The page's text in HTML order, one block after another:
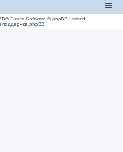
® Forum Software © phpBB Limited
поддержка phpBB